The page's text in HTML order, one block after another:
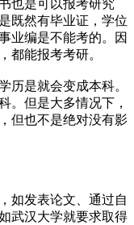
也是可以报考研究
既然有毕业证，学位
业编是不能考的。因
都能报考考研。
历是就会变成本科。
。但是大多情况下，
但也不是绝对没有影
如发表论文、通过自
武汉大学就要求取得